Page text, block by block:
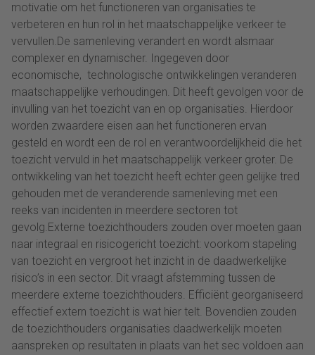
motivatie om het functioneren van organisaties te
verbeteren en hun rol in het maatschappelijke verkeer te
vervullen.De samenleving verandert en wordt alsmaar
complexer en dynamischer. Ingegeven door
economische, technologische ontwikkelingen veranderen
maatschappelijke verhoudingen. Dit heeft gevolgen voor de
invulling van het toezicht van en op organisaties. Hierdoor
worden zwaardere eisen aan het functioneren ervan
gesteld en wordt een de rol en verantwoordelijkheid die het
toezicht vervuld in het maatschappelijk verkeer groter. De
ontwikkeling van het toezicht heeft echter geen gelijke tred
gehouden met de veranderende samenleving met een
reeks van incidenten in meerdere sectoren tot
gevolg.Externe toezichthouders zouden over moeten gaan
naar integraal en risicogericht toezicht: voorkom stapeling
van toezicht en vergroot het inzicht in de daadwerkelijke
risico’s in een sector. Dit vraagt afstemming tussen de
meerdere externe toezichthouders. Efficiënt georganiseerd
effectief extern toezicht is wat hier telt. Bovendien zouden
de toezichthouders organisaties daadwerkelijk moeten
aanspreken op resultaten in plaats van het sec voldoen aan